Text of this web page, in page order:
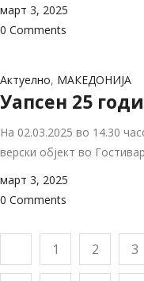
март 3, 2025
0 Comments
Актуелно, МАКЕДОНИЈА
Уапсен 25
На 02.03.2025 во 14.30
верски објект во
март 3, 2025
0 Comments
1 2 3